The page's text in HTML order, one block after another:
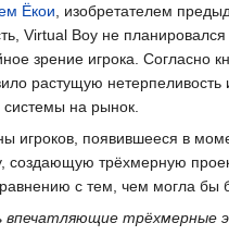
Ёкои , изобретателем
Virtual Boy не
зрение игрока. Согласно
растущую нетерпеливость
на рынок.
игроков, появившееся в
создающую трёхмерную
с тем, чем могла бы
впечатляющие трёхмерные